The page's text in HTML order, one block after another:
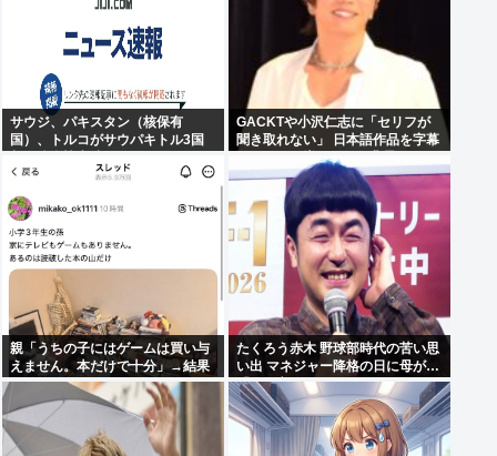
サウジ、パキスタン（核保有
国）、トルコがサウパキトル3国
GACKTや小沢仁志に「セリフが
聞き取れない」 日本語作品を字幕
で見る人が増えている背景
親「うちの子にはゲームは買い与
えません。本だけで十分」→結果
たくろう赤木 野球部時代の苦い思
い出 マネジャー降格の日に母が…
「何も言えなくて」